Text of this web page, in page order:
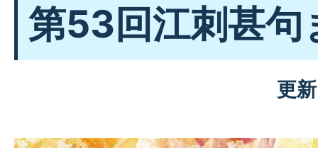
第53回江刺甚句
更